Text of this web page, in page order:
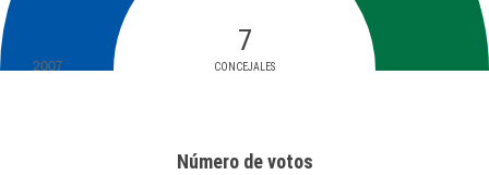
7
CONCEJALES
2007
Número de votos